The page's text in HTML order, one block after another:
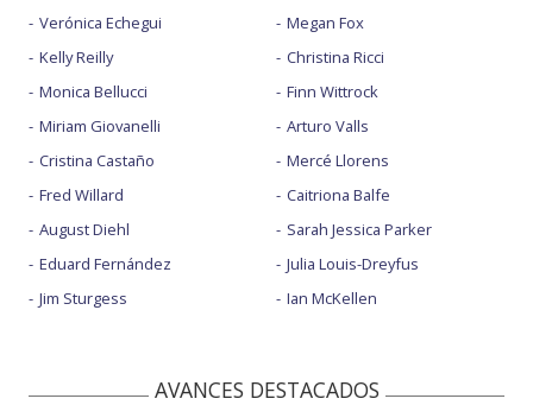
Verónica Echegui
Kelly Reilly
Monica Bellucci
Miriam Giovanelli
Cristina Castaño
Fred Willard
August Diehl
Eduard Fernández
Jim Sturgess
Megan Fox
Christina Ricci
Finn Wittrock
Arturo Valls
Mercé Llorens
Caitriona Balfe
Sarah Jessica Parker
Julia Louis-Dreyfus
Ian McKellen
AVANCES DESTACADOS